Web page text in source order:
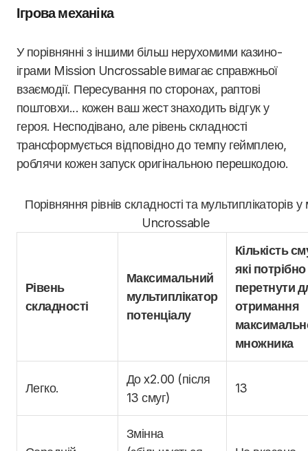
Ігрова механіка
У порівнянні з іншими більш нерухомими казино-
іграми Mission Uncrossable вимагає справжньої
взаємодії. Пересування по сторонах, раптові
поштовхи... кожен ваш жест знаходить відгук у
героя. Несподівано, але рівень складності
трансформується відповідно до темпу геймплею,
роблячи кожен запуск оригінальною перешкодою.
Порівняння рівнів складності та мультиплікаторів у
Uncrossable
Рівень
складності
Максимальний
мультиплікатор
потенціалу
Кількість
які потрібно
перетнути
отримання
множника
Легко.
До x2.00 (після
13 смуг)
13
Змінна